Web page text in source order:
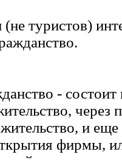
туристов)
- состоит
через
и еще
фирмы,